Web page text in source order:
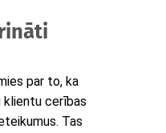
par to, ka
klientu cerības
Tas